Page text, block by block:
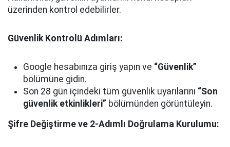
üzerinden kontrol edebilirler.
Güvenlik Kontrolü Adımları:
Google hesabınıza giriş yapın ve “Güvenlik”
bölümüne gidin.
Son 28 gün içindeki tüm güvenlik uyarılarını “Son
güvenlik etkinlikleri” bölümünden görüntüleyin.
Şifre Değiştirme ve 2-Adımlı Doğrulama Kurulumu: